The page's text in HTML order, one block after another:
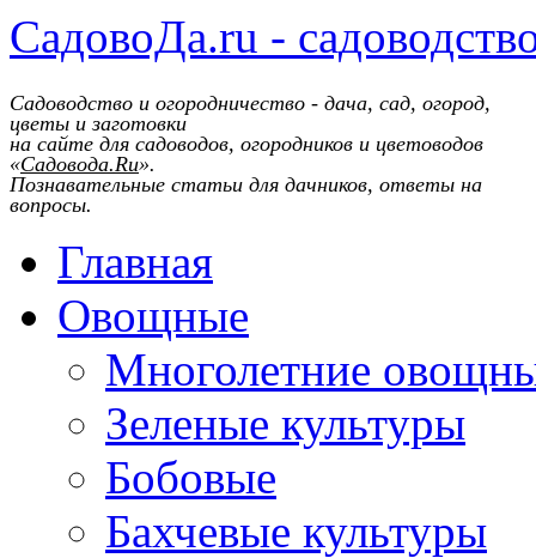
СадовоДа.ru -
Садоводство и огородничество - дача, сад, огород,
цветы и заготовки
на сайте для садоводов, огородников и цветоводов
«Садовода.Ru».
Познавательные статьи для дачников, ответы на
вопросы.
Главная
Овощные
Многолетние
Зеленые культуры
Бобовые
Бахчевые культуры